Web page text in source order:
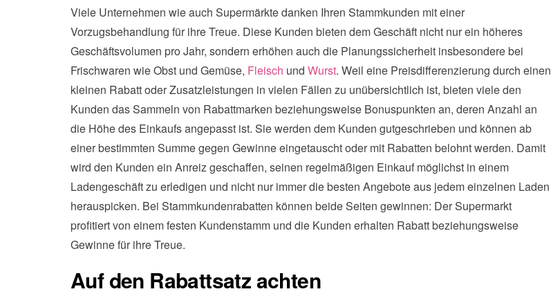
Viele Unternehmen wie auch Supermärkte danken Ihren Stammkunden mit einer
Vorzugsbehandlung für ihre Treue. Diese Kunden bieten dem Geschäft nicht nur ein höheres
Geschäftsvolumen pro Jahr, sondern erhöhen auch die Planungssicherheit insbesondere bei
Frischwaren wie Obst und Gemüse, Fleisch und Wurst. Weil eine Preisdifferenzierung durch einen
kleinen Rabatt oder Zusatzleistungen in vielen Fällen zu unübersichtlich ist, bieten viele den
Kunden das Sammeln von Rabattmarken beziehungsweise Bonuspunkten an, deren Anzahl an
die Höhe des Einkaufs angepasst ist. Sie werden dem Kunden gutgeschrieben und können ab
einer bestimmten Summe gegen Gewinne eingetauscht oder mit Rabatten belohnt werden. Damit
wird den Kunden ein Anreiz geschaffen, seinen regelmäßigen Einkauf möglichst in einem
Ladengeschäft zu erledigen und nicht nur immer die besten Angebote aus jedem einzelnen Laden
herauspicken. Bei Stammkundenrabatten können beide Seiten gewinnen: Der Supermarkt
profitiert von einem festen Kundenstamm und die Kunden erhalten Rabatt beziehungsweise
Gewinne für ihre Treue.
Auf den Rabattsatz achten